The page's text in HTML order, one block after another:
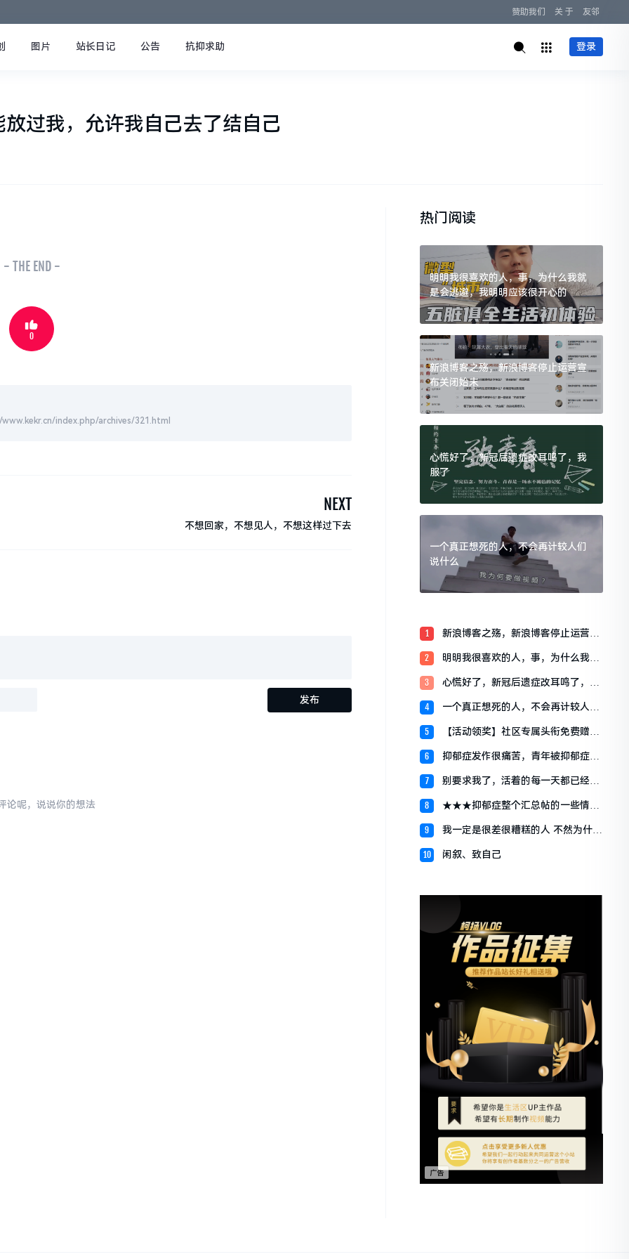
赞助我们 关 于 友邻
图片 站长日记 公告 抗抑求助 登录
过我，允许我自己去了结自己
- THE END -
0
www.kekr.cn/index.php/archives/321.html
NEXT
不想回家，不想见人，不想这样过下去
论呢，说说你的想法
热门阅读
明明我很喜欢的人，事，为什么我就
是会逃避，我明明应该很开心的
新浪博客之殇，新浪博客停止运营宣
布关闭始末
心慌好了，新冠后遗症改耳鸣了，我
服了
一个真正想死的人，不会再计较人们
说什么
1
新浪博客之殇，新浪博客停止运营宣
2
明明我很喜欢的人，事，为什么我就
3
心慌好了，新冠后遗症改耳鸣了，我
4
一个真正想死的人，不会再计较人们
5
【活动领奖】社区专属头衔免费赠送
6
抑郁症发作很痛苦，青年被抑郁症折
7
别要求我了，活着的每一天都已经尽
8
★★★抑郁症整个汇总帖的一些情况
9
我一定是很差很糟糕的人 不然为什么
10 闲叙、致自己